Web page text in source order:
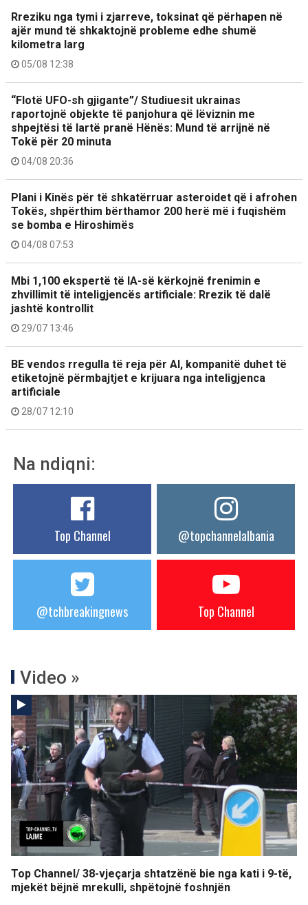
Rreziku nga tymi i zjarreve, toksinat që përhapen në
ajër mund të shkaktojnë probleme edhe shumë
kilometra larg
05/08 12:38
“Flotë UFO-sh gjigante”/ Studiuesit ukrainas
raportojnë objekte të panjohura që lëviznin me
shpejtësi të lartë pranë Hënës: Mund të arrijnë në
Tokë për 20 minuta
04/08 20:36
Plani i Kinës për të shkatërruar asteroidet që i afrohen
Tokës, shpërthim bërthamor 200 herë më i fuqishëm
se bomba e Hiroshimës
04/08 07:53
Mbi 1,100 ekspertë të IA-së kërkojnë frenimin e
zhvillimit të inteligjencës artificiale: Rrezik të dalë
jashtë kontrollit
29/07 13:46
BE vendos rregulla të reja për AI, kompanitë duhet të
etiketojnë përmbajtjet e krijuara nga inteligjenca
artificiale
28/07 12:10
Na ndiqni:
Top Channel @topchannelalbania
@tchbreakingnews Top Channel
Video »
Top Channel/ 38-vjeçarja shtatzënë bie nga kati i 9-të,
mjekët bëjnë mrekulli, shpëtojnë foshnjën